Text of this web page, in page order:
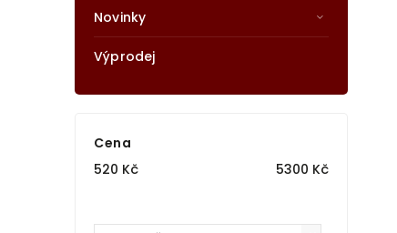
Novinky
Výprodej
Cena
520 Kč 5300 Kč